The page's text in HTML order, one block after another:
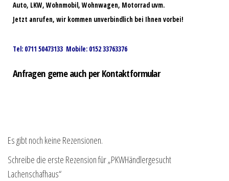
Auto, LKW, Wohnmobil, Wohnwagen, Motorrad uvm.
Jetzt anrufen, wir kommen unverbindlich bei Ihnen vorbei!
Tel: 0711 50473133 Mobile: 0152 33763376
Anfragen gerne auch per Kontaktformular
Es gibt noch keine Rezensionen.
Schreibe die erste Rezension für „PKWHändlergesucht
Lachenschafhaus“